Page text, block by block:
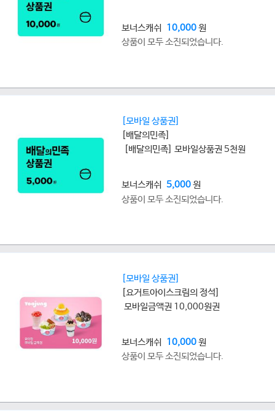
보너스캐쉬 10,000원
상품이 모두 소진되었습니다.
[모바일 상품권]
[배달의민족]
[배달의민족] 모바일상품권 5천원
보너스캐쉬 5,000원
상품이 모두 소진되었습니다.
[모바일 상품권]
[요거트아이스크림의 정석]
모바일금액권 10,000원권
보너스캐쉬 10,000원
상품이 모두 소진되었습니다.